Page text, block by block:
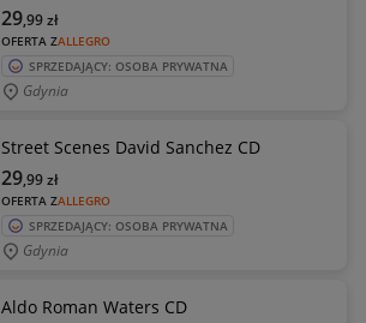
OFERTA ZALLEGRO
29,99zł
SPRZEDAJĄCY: OSOBA PRYWATNA
Gdynia
Street Scenes David Sanchez CD
OFERTA ZALLEGRO
29,99zł
SPRZEDAJĄCY: OSOBA PRYWATNA
Gdynia
Aldo Roman Waters CD